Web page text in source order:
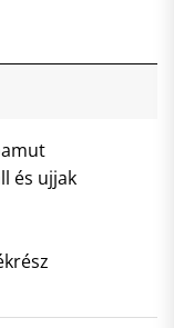
és ujjak